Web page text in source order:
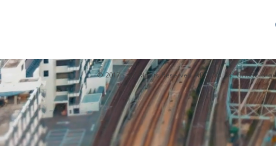
© 2017 - All Rights Reserved ADCON R4. Criado